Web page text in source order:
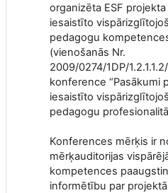
organizēta ESF
iesaistīto
pedagogu
(vienošanās Nr.
2009/0274/1DP/
konference “Pasākumi
iesaistīto
pedagogu
Konferences mērķis ir
mērķauditorijas
kompetences
informētību par